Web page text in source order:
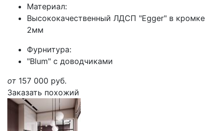
Материал:
Высококачественный ЛДСП "Egger" в кромке
2мм
Фурнитура:
"Blum" с доводчиками
от 157 000 руб.
Заказать похожий